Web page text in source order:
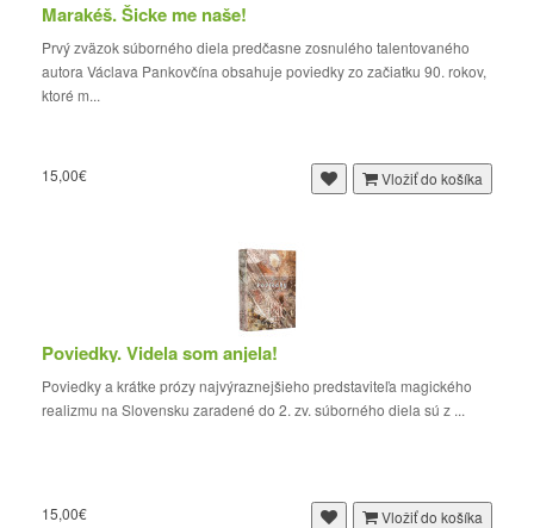
Marakéš. Šicke me naše!
Prvý zväzok súborného diela predčasne zosnulého talentovaného
autora Václava Pankovčína obsahuje poviedky zo začiatku 90. rokov,
ktoré m...
15,00€ Vložiť do košíka
Poviedky. Videla som anjela!
Poviedky a krátke prózy najvýraznejšieho predstaviteľa magického
realizmu na Slovensku zaradené do 2. zv. súborného diela sú z ...
15,00€ Vložiť do košíka